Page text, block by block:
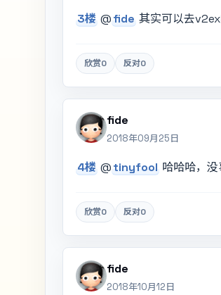
3楼 @fide 其实可以去
欣赏0 反对0
fide
2018年09月25日
4楼 @tinyfool 哈哈哈，
欣赏0 反对0
fide
2018年10月12日